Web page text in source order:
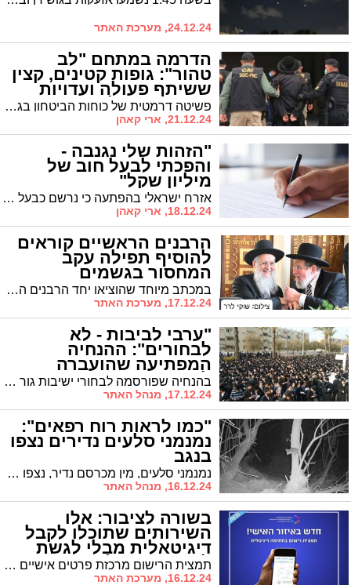
24.12.24, מערכת האתר
הדרמה במתחם "לב
טהור": גופות קטינים, קצין
ששיתף פעולה ועדויות
מחרידות • כל הפרטים פשיטה דרמטית של כוחות הביטחון בגואטמלה חשפה את מסכת האימים בכת הקיצונית, שפעלה בירושלים במשך שנים רבות עד שנמלטה לחו"ל: 160 ילדים חולצו, נמצאו שרידי גופות החשודות כשייכות לקטינים שנעלמו, ובכיר במשטרה נעצר בחשד לשיתוף פעולה • כל הפרטים על המבצע חסר התקדים והסודות האפלים שנחשפו במתחם
21.12.24, ארי קאהן
"הזהות שלי נגנבה -
והפכתי לבעל חוב של
מיליון שקל"
אזרח ישראלי בהפתעה כי נרשם כבעל מניות ודירקטור בחברה מבלי ידיעתו • בית המשפט המחוזי חשף שרשרת זיופים שנועדה להרחיק בעלי תפקידים מקוריים מחובות החברה • "הרגשתי פגוע ומאוים", העיד התובע
18.12.24, ארי קאהן
הרבנים הראשיים קוראים
להוסיף תפילה עקב
המחסור בגשמים
במכתב מיוחד שהוציאו יחד הרבנים הראשיים לישראל הראשון לציון הגאון רבי דוד יוסף והגאון רבי קלמן בר, קראו להוסיף בתפילה "תפילה להורדת גשמים".
17.12.24, מערכת האתר
"ערבי לביבות - לא
לבחורים": ההנחיה
המפתיעה שהועברה
לבחורי גור בהנחיה שפורסמה לבחורי ישיבות גור ועליה חתומים משגיחי הישיבות מובהר לבחורים שאין להשתתף בערבים משפחתיים בחנוכה. "יש בדבר משום גדרי חסידות"
17.12.24, מנהל האתר
"כמו לראות רוח רפאים":
נמנמני סלעים נדירים נצפו
בנגב
נמנמני סלעים, מין מכרסם נדיר, נצפו במצלמות שאותם הציב צלם הטבע ינאי בונה
16.12.24, מנהל האתר
בשורה לציבור: אלו
השירותים שתוכלו לקבל
דיגיטאלית מבלי לגשת
לרשות האוכלוסין תמצית הרישום מרכזת פרטים אישיים רבים אודות המבקש, לרבות כתובות הווה ועבר, מצב אישי, פרטי ילדים ועוד. הפקת התעודה באופן דיגיטלי, תמנע מהמבקשים את הצורך להגיע באופן אישי ללשכות מינהל האוכלוסין.
16.12.24, מערכת האתר